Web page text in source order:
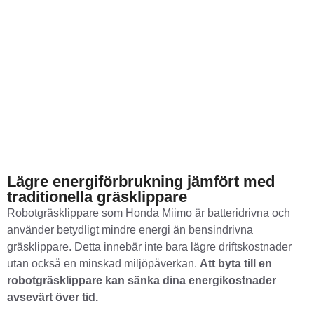
Lägre energiförbrukning jämfört med
traditionella gräsklippare
Robotgräsklippare som Honda Miimo är batteridrivna och
använder betydligt mindre energi än bensindrivna
gräsklippare. Detta innebär inte bara lägre driftskostnader
utan också en minskad miljöpåverkan. Att byta till en
robotgräsklippare kan sänka dina energikostnader
avsevärt över tid.